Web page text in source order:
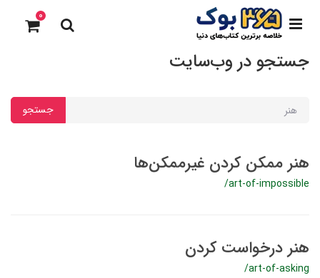
0
جستجو در وب‌سایت
جستجو
هنر ممکن کردن غیرممکن‌ها
/art-of-impossible
هنر درخواست کردن
/art-of-asking